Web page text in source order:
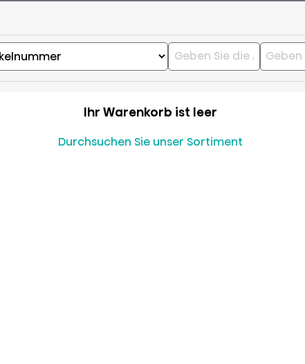
Ihr Warenkorb ist leer
Durchsuchen Sie unser Sortiment